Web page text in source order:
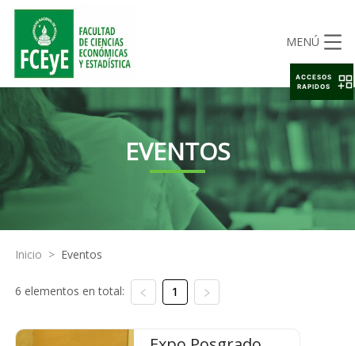
MENÚ
EVENTOS
Inicio > Eventos
6 elementos en total: 1
ACCESOS
RAPIDOS